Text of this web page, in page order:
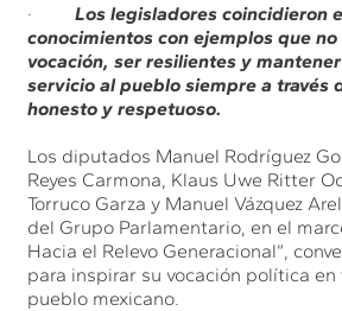
·Los legisladores coincidieron
conocimientos con ejemplos que
vocación, ser resilientes y
servicio al pueblo siempre a través
honesto y respetuoso.
Los diputados Manuel Rodríguez
Reyes Carmona, Klaus Uwe Ritter
Torruco Garza y Manuel Vázquez
del Grupo Parlamentario, en el
Hacia el Relevo Generacional”,
para inspirar su vocación política
pueblo mexicano.